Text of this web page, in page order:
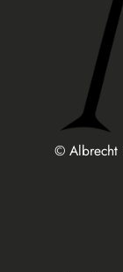
© Albrecht